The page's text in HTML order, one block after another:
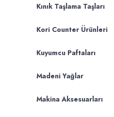
Kınık Taşlama Taşları
Kori Counter Ürünleri
Kuyumcu Paftaları
Madeni Yağlar
Makina Aksesuarları